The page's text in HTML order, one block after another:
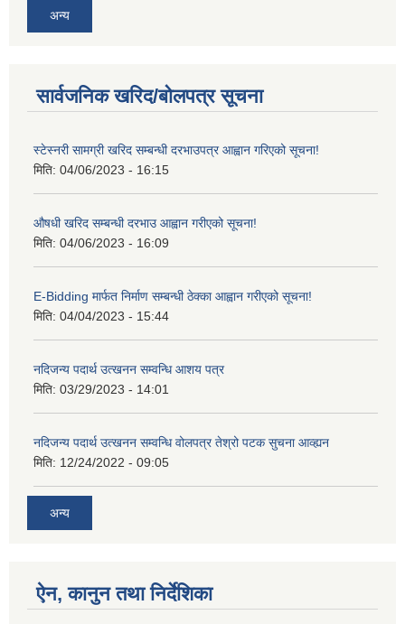
अन्य
सार्वजनिक खरिद/बोलपत्र सूचना
स्टेस्नरी सामग्री खरिद सम्बन्धी दरभाउपत्र आह्वान गरिएको सूचना!
मिति: 04/06/2023 - 16:15
औषधी खरिद सम्बन्धी दरभाउ आह्वान गरीएको सूचना!
मिति: 04/06/2023 - 16:09
E-Bidding मार्फत निर्माण सम्बन्धी ठेक्का आह्वान गरीएको सूचना!
मिति: 04/04/2023 - 15:44
नदिजन्य पदार्थ उत्खनन सम्वन्धि आशय पत्र
मिति: 03/29/2023 - 14:01
नदिजन्य पदार्थ उत्खनन सम्वन्धि वोलपत्र तेश्रो पटक सुचना आव्ह्यन
मिति: 12/24/2022 - 09:05
अन्य
ऐन, कानुन तथा निर्देशिका